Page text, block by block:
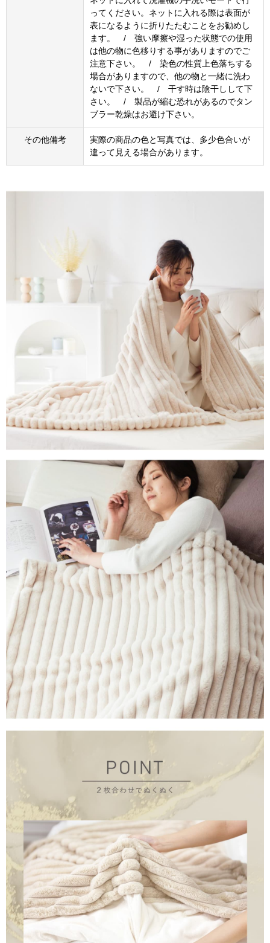
ってください。ネットに入れる際は表面が
表になるように折りたたむことをお勧めし
ます。 / 強い摩擦や湿った状態での使用
は他の物に色移りする事がありますのでご
注意下さい。 / 染色の性質上色落ちする
場合がありますので、他の物と一緒に洗わ
ないで下さい。 / 干す時は陰干しして下
さい。 / 製品が縮む恐れがあるのでタン
ブラー乾燥はお避け下さい。
その他備考
実際の商品の色と写真では、多少色合いが
違って見える場合があります。